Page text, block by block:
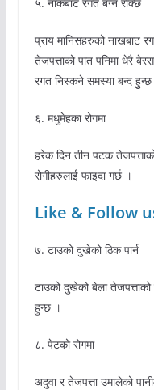
प्राय मानिसहरुको नाखबाट
तेजपत्ताको पात पनिमा धेरै
रगत निस्कने समस्या बन्द
६. मधुमेहका रोगमा
हरेक दिन तीन पटक
रोगीहरुलाई फाइदा गर्छ ।
Like & Follow
७. टाउको दुखेको ठिक पार्न
टाउको दुखेको बेला
हुन्छ ।
८. पेटको रोगमा
अदुवा र तेजपत्ता उमालेको